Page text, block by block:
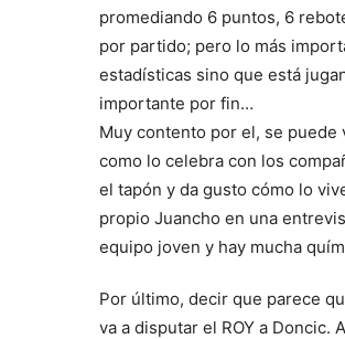
promediando 6 puntos, 6
por partido; pero lo más
estadísticas sino que está
importante por fin…
Muy contento por el, se puede
como lo celebra con los
el tapón y da gusto cómo lo
propio Juancho en una
equipo joven y hay mucha
Por último, decir que parece
va a disputar el ROY a Doncic.